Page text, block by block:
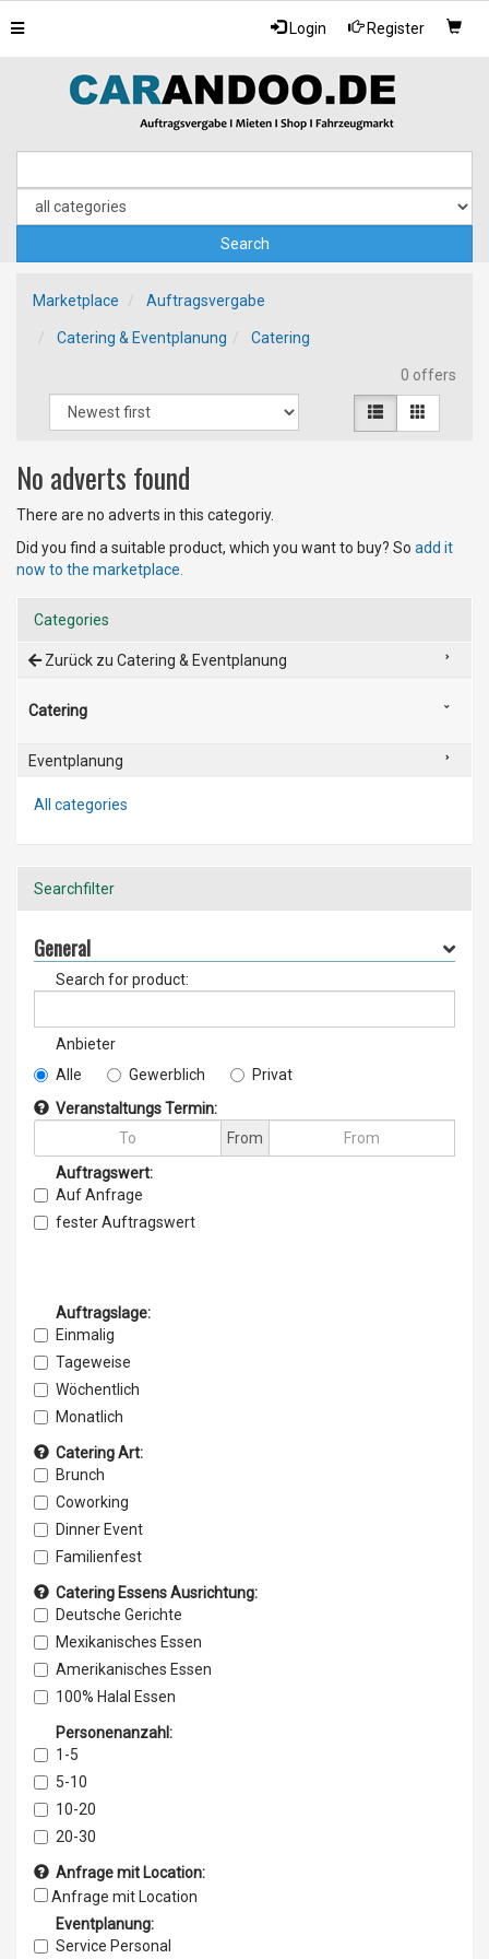
Login Register
Toggle
navigation
Marketplace Auftragsvergabe
Catering & Eventplanung Catering
0 offers
No adverts found
There are no adverts in this categoriy.
Did you find a suitable product, which you want to buy? So add it
now to the marketplace.
Categories
Zurück zu Catering & Eventplanung
Catering
Eventplanung
All categories
Searchfilter
General
Search for product:
Anbieter
Alle
Gewerblich
Privat
Veranstaltungs Termin:
From
Auftragswert:
Auf Anfrage
fester Auftragswert
Auftragslage:
Einmalig
Tageweise
Wöchentlich
Monatlich
fester Auftrag
Catering Art:
Brunch
Coworking
Dinner Event
Familienfest
Geburtstagsfeier
Film & Foto
Firmenevent
Kick -off Events
repräsentative Empfänge
Gala-Abende
Eventlocation
Hochzeit
Junggesellenabschied
Seminare und Meeting
Messe / Ausstellung
PR-&Marketing-Event
Catering Essens Ausrichtung:
Deutsche Gerichte
Mexikanisches Essen
Amerikanisches Essen
100% Halal Essen
Afrikanisches Essen
Pakistanisches Essen
Brasilianisches Essen
Argentinisches Essen
Britisches Essen
Äthiopische Gerichte
Ukrainisches Essen
Syrische Gerichte
Personenanzahl:
1-5
5-10
10-20
20-30
30-40
40-50
50-60
60-70
Anfrage mit Location:
Anfrage mit Location
Eventplanung:
Service Personal